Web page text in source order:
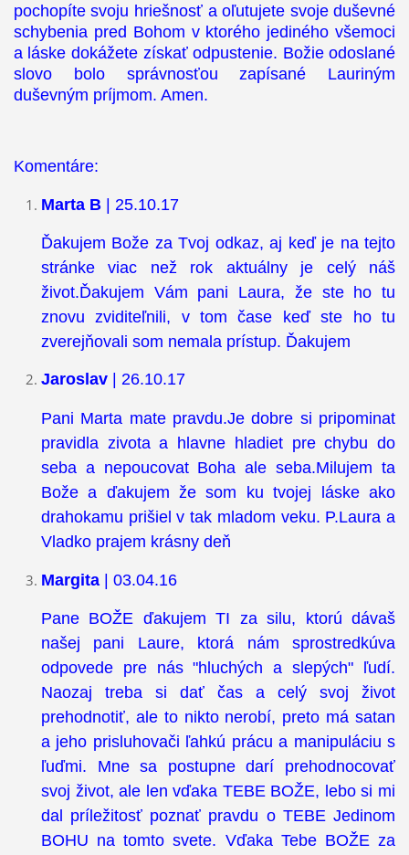
pochopíte svoju hriešnosť a oľutujete svoje duševné
schybenia pred Bohom v ktorého jediného všemoci
a láske dokážete získať odpustenie. Božie odoslané
slovo bolo správnosťou zapísané Lauriným
duševným príjmom. Amen.
Komentáre:
Marta B | 25.10.17
Ďakujem Bože za Tvoj odkaz, aj keď je na tejto
stránke viac než rok aktuálny je celý náš
život.Ďakujem Vám pani Laura, že ste ho tu
znovu zviditeľnili, v tom čase keď ste ho tu
zverejňovali som nemala prístup. Ďakujem
Jaroslav | 26.10.17
Pani Marta mate pravdu.Je dobre si pripominat
pravidla zivota a hlavne hladiet pre chybu do
seba a nepoucovat Boha ale seba.Milujem ta
Bože a ďakujem že som ku tvojej láske ako
drahokamu prišiel v tak mladom veku. P.Laura a
Vladko prajem krásny deň
Margita| 03.04.16
Pane BOŽE ďakujem TI za silu, ktorú dávaš
našej pani Laure, ktorá nám sprostredkúva
odpovede pre nás "hluchých a slepých" ľudí.
Naozaj treba si dať čas a celý svoj život
prehodnotiť, ale to nikto nerobí, preto má satan
a jeho prisluhovači ľahkú prácu a manipuláciu s
ľuďmi. Mne sa postupne darí prehodnocovať
svoj život, ale len vďaka TEBE BOŽE, lebo si mi
dal príležitosť poznať pravdu o TEBE Jedinom
BOHU na tomto svete. Vďaka Tebe BOŽE za